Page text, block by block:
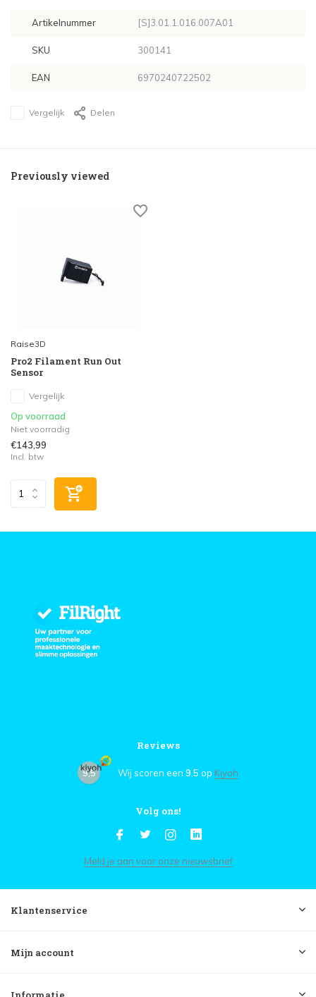
Artikelnummer [S]3.01.1.016.007A01
SKU 300141
EAN 6970240722502
Vergelijk Delen
Previously viewed
Raise3D
Pro2 Filament Run Out
Sensor
Vergelijk
Op voorraad
Niet voorradig
€143,99
Incl. btw
Reviews
9,5 Wij scoren een 9,5 op Kiyoh
Volg ons!
Meld je aan voor onze nieuwsbrief
Klantenservice
Mijn account